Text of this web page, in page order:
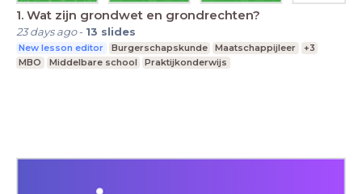
1. Wat zijn grondwet en grondrechten?
23 days ago- 13 slides
New lesson editor Burgerschapskunde Maatschappijleer
+3
MBO
Middelbare school Praktijkonderwijs